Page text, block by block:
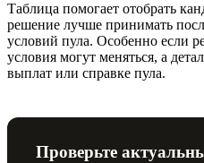
Таблица помогает отобрать
решение лучше принимать
условий пула. Особенно если
условия могут меняться, а
выплат или справке пула.
Проверьте